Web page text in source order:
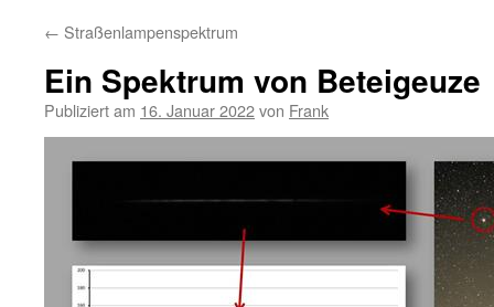
← Straßenlampenspektrum
Ein Spektrum von Beteigeuze
Publiziert am 16. Januar 2022von Frank